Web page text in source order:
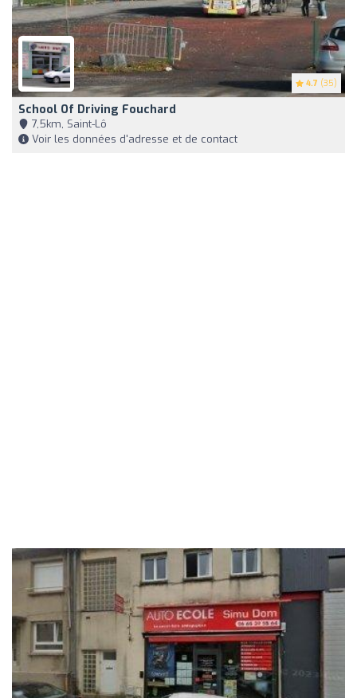
4.7 (35)
School Of Driving Fouchard
7,5km, Saint-Lô
Voir les données d'adresse et de contact